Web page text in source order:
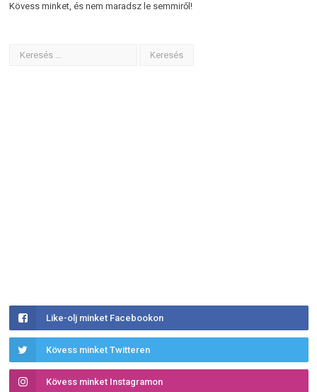
Kövess minket, és nem maradsz le semmiről!
Like-olj minket Facebookon
Kövess minket Twitteren
Kövess minket Instagramon